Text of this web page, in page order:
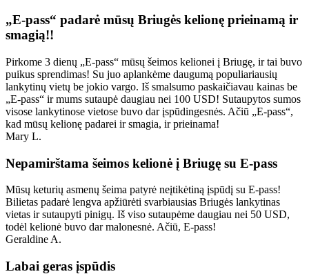
„E-pass“ padarė mūsų Briugės kelionę prieinamą ir
smagią!!
Pirkome 3 dienų „E-pass“ mūsų šeimos kelionei į Briugę, ir tai buvo
puikus sprendimas! Su juo aplankėme daugumą populiariausių
lankytinų vietų be jokio vargo. Iš smalsumo paskaičiavau kainas be
„E-pass“ ir mums sutaupė daugiau nei 100 USD! Sutaupytos sumos
visose lankytinose vietose buvo dar įspūdingesnės. Ačiū „E-pass“,
kad mūsų kelionę padarei ir smagia, ir prieinama!
Mary L.
Nepamirštama šeimos kelionė į Briugę su E-pass
Mūsų keturių asmenų šeima patyrė neįtikėtiną įspūdį su E-pass!
Bilietas padarė lengva apžiūrėti svarbiausias Briugės lankytinas
vietas ir sutaupyti pinigų. Iš viso sutaupėme daugiau nei 50 USD,
todėl kelionė buvo dar malonesnė. Ačiū, E-pass!
Geraldine A.
Labai geras įspūdis